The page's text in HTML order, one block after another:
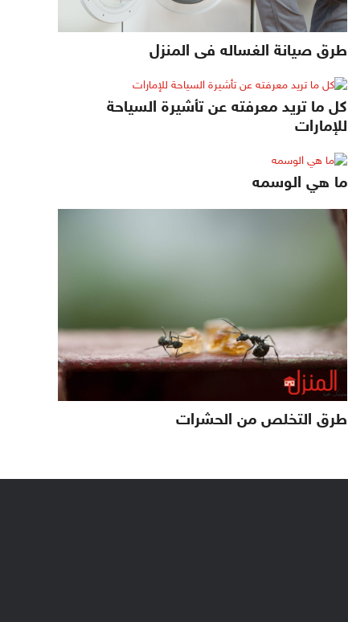
طرق صيانة الغساله فى المنزل
كل ما تريد معرفته عن تأشيرة السياحة
للإمارات
ما هي الوسمه
طرق التخلص من الحشرات